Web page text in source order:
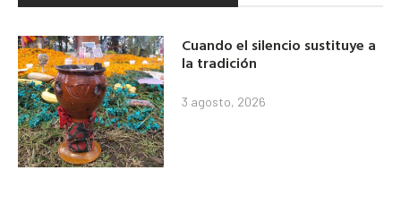
Cuando el silencio sustituye a
la tradición
3 agosto, 2026